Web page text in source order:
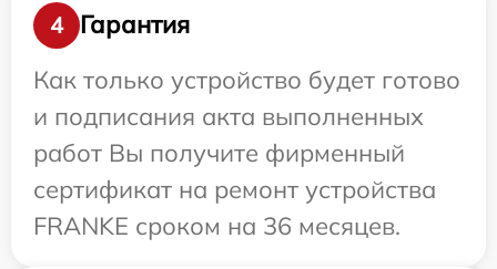
4
Гарантия
Как только устройство будет готово
и подписания акта выполненных
работ Вы получите фирменный
сертификат на ремонт устройства
FRANKE сроком на 36 месяцев.